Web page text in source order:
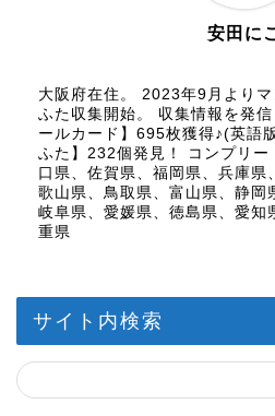
安田にこ
大阪府在住。 2023年9月より
ふた収集開始。 収集情報を発
ールカード】695枚獲得♪(英語
ふた】232個発見！ コンプリ
口県、佐賀県、福岡県、兵庫県
歌山県、鳥取県、富山県、静岡
岐阜県、愛媛県、徳島県、愛知
重県
サイト内検索